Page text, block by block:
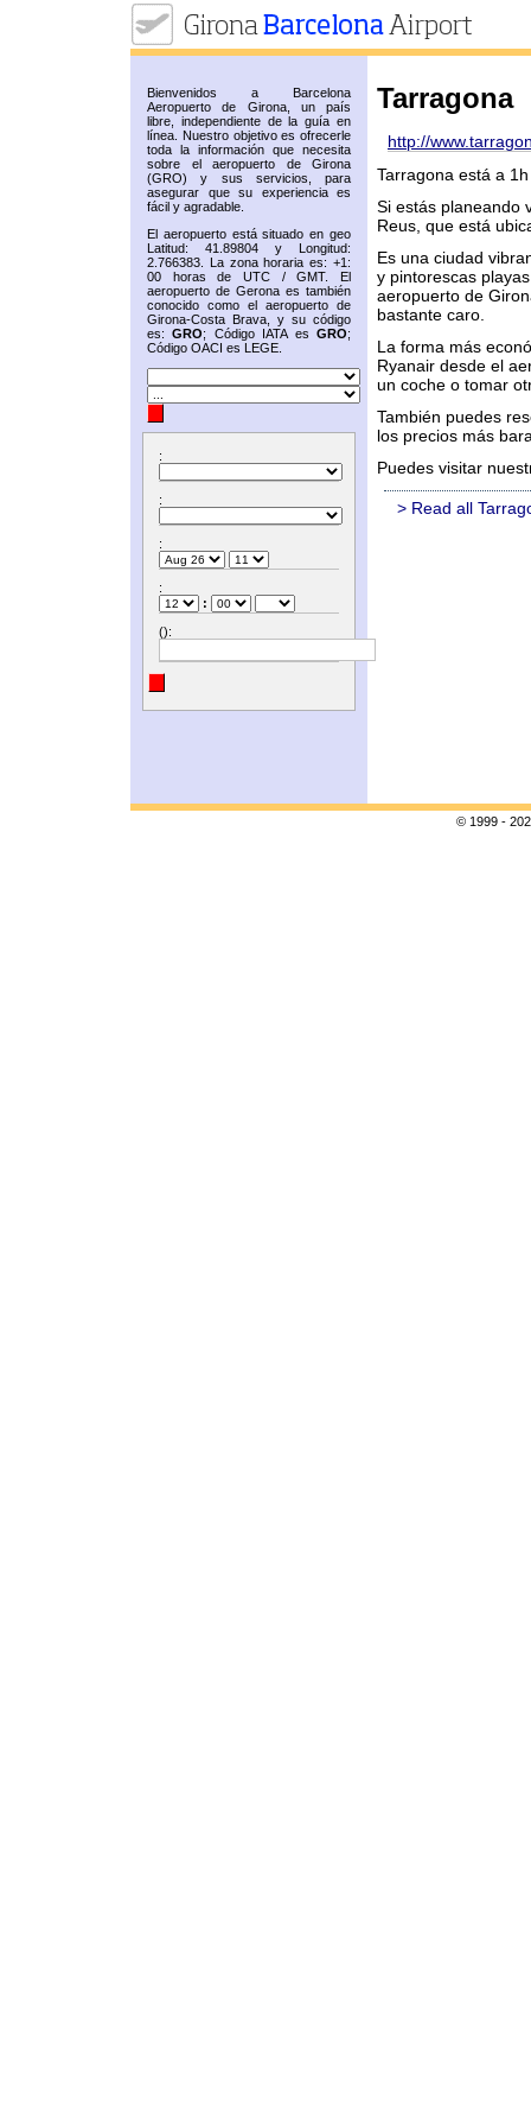
Bienvenidos a Barcelona
Aeropuerto de Girona, un país
libre, independiente de la guía en
línea. Nuestro objetivo es ofrecerle
toda la información que necesita
sobre el aeropuerto de Girona
(GRO) y sus servicios, para
asegurar que su experiencia es
fácil y agradable.
El aeropuerto está situado en geo
Latitud: 41.89804 y Longitud:
2.766383. La zona horaria es: +1:
00 horas de UTC / GMT. El
aeropuerto de Gerona es también
conocido como el aeropuerto de
Girona-Costa Brava, y su código
es:GRO; Código IATA esGRO;
Código OACI es LEGE.
:
:
:
:
:
():
Tarragona
http://
Tarragona está a
Si estás planeando
Reus, que está
Es una ciudad
y pintorescas
aeropuerto de
bastante caro.
La forma más
Ryanair desde el
un coche o tomar
También puedes
los precios más
Puedes visitar
> Read all
© 1999 -